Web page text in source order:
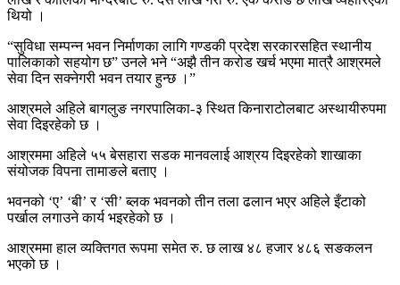
थियो ।
“सुविधा सम्पन्न भवन निर्माणका लागि गण्डकी प्रदेश सरकारसहित स्थानीय
पालिकाको सहयोग छ” उनले भने “अझै तीन करोड खर्च भएमा मात्रै आश्रमले
सेवा दिन सक्नेगरी भवन तयार हुन्छ ।”
आश्रमले अहिले बागलुङ नगरपालिका-३ स्थित किनाराटोलबाट अस्थायीरुपमा
सेवा दिइरहेको छ ।
आश्रममा अहिले ५५ बेसहारा सडक मानवलाई आश्रय दिइरहेको शाखाका
संयोजक विपना तामाङले बताए ।
भवनको ‘ए’ ‘बी’ र ‘सी’ ब्लक भवनको तीन तला ढलान भएर अहिले इँटाको
पर्खाल लगाउने कार्य भइरहेको छ ।
आश्रममा हाल व्यक्तिगत रूपमा समेत रु. छ लाख ४८ हजार ४८६ सङकलन
भएको छ ।